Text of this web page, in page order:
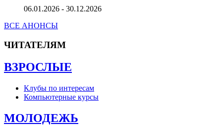
06.01.2026 - 30.12.2026
ВСЕ АНОНСЫ
ЧИТАТЕЛЯМ
ВЗРОСЛЫЕ
Клубы по интересам
Компьютерные курсы
МОЛОДЕЖЬ